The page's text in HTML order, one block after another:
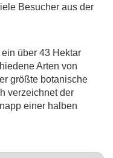
Besucher aus der
über 43 Hektar
Arten von
größte botanische
verzeichnet der
einer halben